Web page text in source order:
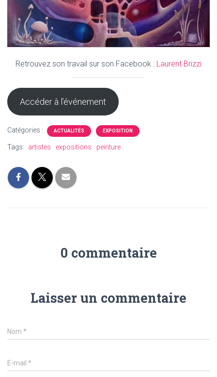
Retrouvez son travail sur son Facebook : Laurent Brizzi
Accéder à l’événement
Catégories : ACTUALITÉS EXPOSITION
Tags: artistes expositions peinture
0 commentaire
Laisser un commentaire
Nom *
E-mail *